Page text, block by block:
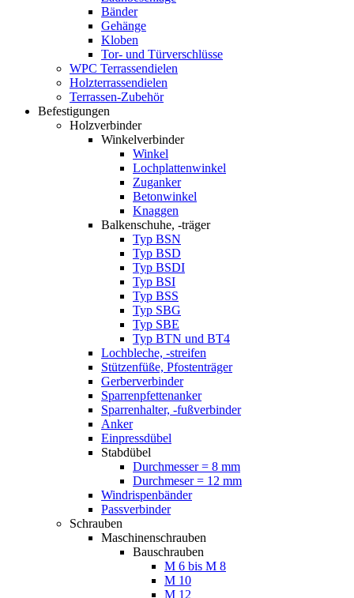
Bänder
Gehänge
Kloben
Tor- und Türverschlüsse
WPC Terrassendielen
Holzterrassendielen
Terrassen-Zubehör
Befestigungen
Holzverbinder
Winkelverbinder
Winkel
Lochplattenwinkel
Zuganker
Betonwinkel
Knaggen
Balkenschuhe, -träger
Typ BSN
Typ BSD
Typ BSDI
Typ BSI
Typ BSS
Typ SBG
Typ SBE
Typ BTN und BT4
Lochbleche, -streifen
Stützenfüße, Pfostenträger
Gerberverbinder
Sparrenpfettenanker
Sparrenhalter, -fußverbinder
Anker
Einpressdübel
Stabdübel
Durchmesser = 8 mm
Durchmeser = 12 mm
Windrispenbänder
Passverbinder
Schrauben
Maschinenschrauben
Bauschrauben
M 6 bis M 8
M 10
M 12